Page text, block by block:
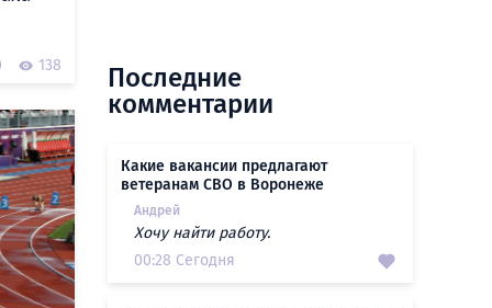
138
Последние
комментарии
Какие вакансии предлагают
ветеранам СВО в Воронеже
Андрей
Хочу найти работу.
00:28 Сегодня